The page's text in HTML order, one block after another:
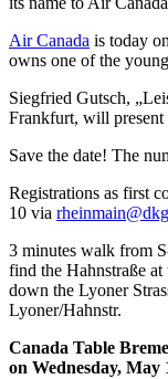
Air Canada is today
owns one of the
Siegfried Gutsch,
Frankfurt, will present
Save the date! The
Registrations as first
10 via
3 minutes walk from
find the Hahnstraße
down the Lyoner
Lyoner/Hahnstr.
Canada Table
on Wednesday, May